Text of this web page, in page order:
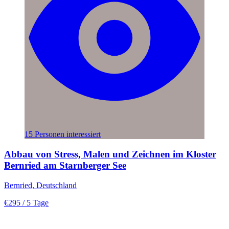
15 Personen interessiert
Abbau von Stress, Malen und Zeichnen im Kloster
Bernried am Starnberger See
Bernried, Deutschland
€295 / 5 Tage